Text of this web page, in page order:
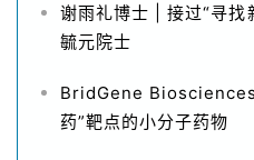
谢雨礼博士 | 接过“寻
毓元院士
BridGene Biosciences
药”靶点的小分子药物